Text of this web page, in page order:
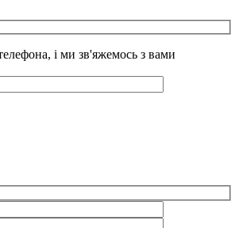
і ми зв'яжемось з вами